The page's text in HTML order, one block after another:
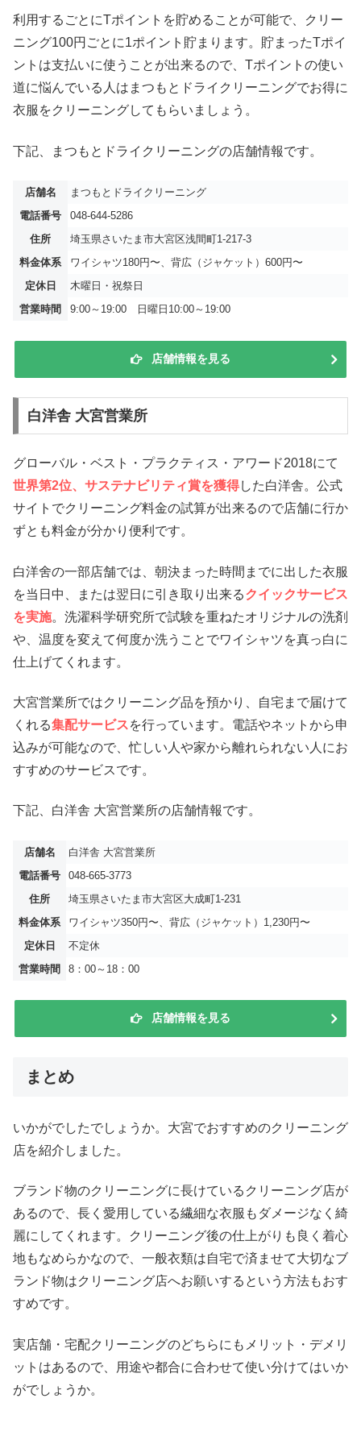
利用するごとにTポイントを貯めることが可能で、クリー
ニング100円ごとに1ポイント貯まります。貯まったTポイ
ントは支払いに使うことが出来るので、Tポイントの使い
道に悩んでいる人はまつもとドライクリーニングでお得に
衣服をクリーニングしてもらいましょう。
下記、まつもとドライクリーニングの店舗情報です。
店舗名
まつもとドライクリーニング
電話番号
048-644-5286
住所
埼玉県さいたま市大宮区浅間町1-217-3
料金体系
ワイシャツ180円〜、背広（ジャケット）600円〜
定休日
木曜日・祝祭日
営業時間
9:00～19:00 日曜日10:00～19:00
店舗情報を見る
白洋舎 大宮営業所
グローバル・ベスト・プラクティス・アワード2018にて
世界第2位、サステナビリティ賞を獲得した白洋舎。公式
サイトでクリーニング料金の試算が出来るので店舗に行か
ずとも料金が分かり便利です。
白洋舍の一部店舗では、朝決まった時間までに出した衣服
を当日中、または翌日に引き取り出来るクイックサービス
を実施。洗濯科学研究所で試験を重ねたオリジナルの洗剤
や、温度を変えて何度か洗うことでワイシャツを真っ白に
仕上げてくれます。
大宮営業所ではクリーニング品を預かり、自宅まで届けて
くれる集配サービスを行っています。電話やネットから申
込みが可能なので、忙しい人や家から離れられない人にお
すすめのサービスです。
下記、白洋舎 大宮営業所の店舗情報です。
店舗名
白洋舎 大宮営業所
電話番号
048-665-3773
住所
埼玉県さいたま市大宮区大成町1-231
料金体系
ワイシャツ350円〜、背広（ジャケット）1,230円〜
定休日
不定休
営業時間
8：00～18：00
店舗情報を見る
まとめ
いかがでしたでしょうか。大宮でおすすめのクリーニング
店を紹介しました。
ブランド物のクリーニングに長けているクリーニング店が
あるので、長く愛用している繊細な衣服もダメージなく綺
麗にしてくれます。クリーニング後の仕上がりも良く着心
地もなめらかなので、一般衣類は自宅で済ませて大切なブ
ランド物はクリーニング店へお願いするという方法もおす
すめです。
実店舗・宅配クリーニングのどちらにもメリット・デメリ
ットはあるので、用途や都合に合わせて使い分けてはいか
がでしょうか。